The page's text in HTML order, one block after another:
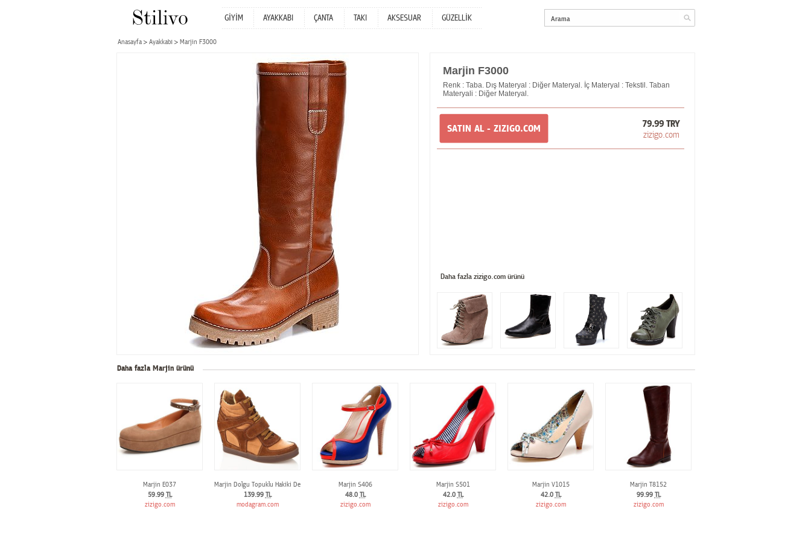
GİYİM AYAKKABI ÇANTA TAKI AKSESUAR GÜZELLİK
Anasayfa Ayakkabı Marjin F3000
Marjin F3000
Renk : Taba. Dış Materyal : Diğer Materyal. İç Materyal : Tekstil. Taban
Materyali : Diğer Materyal.
SATIN AL - ZIZIGO.COM 79.99 TRY
zizigo.com
Daha fazla zizigo.com ürünü
Daha fazla Marjin ürünü
Marjin E037
59.99 TL
zizigo.com
Marjin Dolgu Topuklu Hakiki Deri Spor Ayakkabı
139.99 TL
modagram.com
Marjin S406
48.0 TL
zizigo.com
Marjin S501
42.0 TL
zizigo.com
Marjin V1015
42.0 TL
zizigo.com
Marjin T8152
99.99 TL
zizigo.com